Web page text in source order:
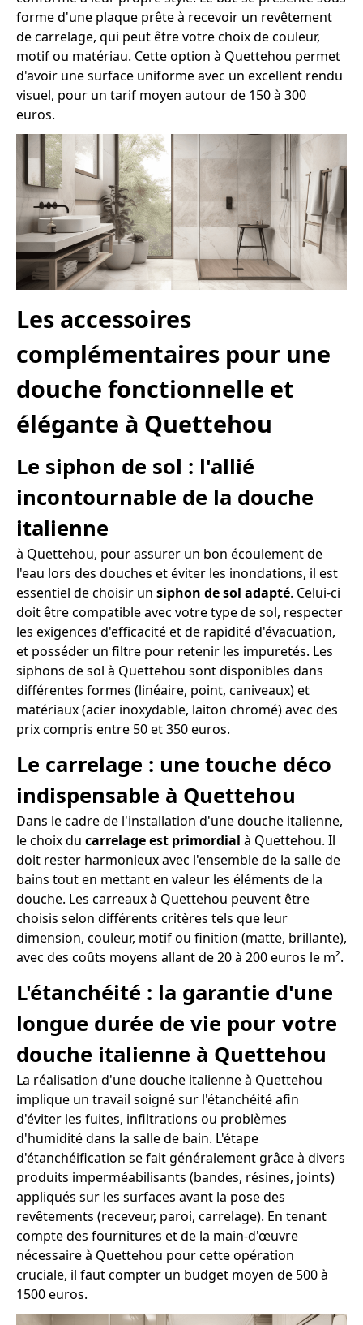
forme d'une plaque prête à recevoir un revêtement
de carrelage, qui peut être votre choix de couleur,
motif ou matériau. Cette option à Quettehou permet
d'avoir une surface uniforme avec un excellent rendu
visuel, pour un tarif moyen autour de 150 à 300
euros.
Les accessoires
complémentaires pour une
douche fonctionnelle et
élégante à Quettehou
Le siphon de sol : l'allié
incontournable de la douche
italienne
à Quettehou, pour assurer un bon écoulement de
l'eau lors des douches et éviter les inondations, il est
essentiel de choisir un siphon de sol adapté. Celui-ci
doit être compatible avec votre type de sol, respecter
les exigences d'efficacité et de rapidité d'évacuation,
et posséder un filtre pour retenir les impuretés. Les
siphons de sol à Quettehou sont disponibles dans
différentes formes (linéaire, point, caniveaux) et
matériaux (acier inoxydable, laiton chromé) avec des
prix compris entre 50 et 350 euros.
Le carrelage : une touche déco
indispensable à Quettehou
Dans le cadre de l'installation d'une douche italienne,
le choix du carrelage est primordial à Quettehou. Il
doit rester harmonieux avec l'ensemble de la salle de
bains tout en mettant en valeur les éléments de la
douche. Les carreaux à Quettehou peuvent être
choisis selon différents critères tels que leur
dimension, couleur, motif ou finition (matte, brillante),
avec des coûts moyens allant de 20 à 200 euros le m².
L'étanchéité : la garantie d'une
longue durée de vie pour votre
douche italienne à Quettehou
La réalisation d'une douche italienne à Quettehou
implique un travail soigné sur l'étanchéité afin
d'éviter les fuites, infiltrations ou problèmes
d'humidité dans la salle de bain. L'étape
d'étanchéification se fait généralement grâce à divers
produits imperméabilisants (bandes, résines, joints)
appliqués sur les surfaces avant la pose des
revêtements (receveur, paroi, carrelage). En tenant
compte des fournitures et de la main-d'œuvre
nécessaire à Quettehou pour cette opération
cruciale, il faut compter un budget moyen de 500 à
1500 euros.